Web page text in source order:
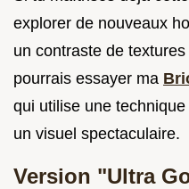
explorer de nouveaux
un contraste de
pourrais essayer ma
qui utilise une
un visuel spectaculaire.
Version "Ultra